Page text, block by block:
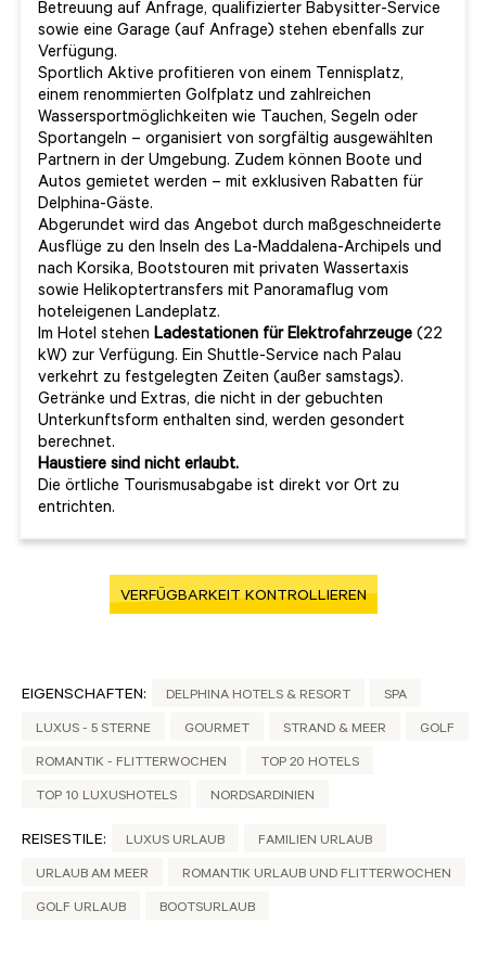
Betreuung auf Anfrage, qualifizierter Babysitter-Service
sowie eine Garage (auf Anfrage) stehen ebenfalls zur
Verfügung.
Sportlich Aktive profitieren von einem Tennisplatz,
einem renommierten Golfplatz und zahlreichen
Wassersportmöglichkeiten wie Tauchen, Segeln oder
Sportangeln – organisiert von sorgfältig ausgewählten
Partnern in der Umgebung. Zudem können Boote und
Autos gemietet werden – mit exklusiven Rabatten für
Delphina-Gäste.
Abgerundet wird das Angebot durch maßgeschneiderte
Ausflüge zu den Inseln des La-Maddalena-Archipels und
nach Korsika, Bootstouren mit privaten Wassertaxis
sowie Helikoptertransfers mit Panoramaflug vom
hoteleigenen Landeplatz.
Im Hotel stehen Ladestationen für Elektrofahrzeuge (22
kW) zur Verfügung. Ein Shuttle-Service nach Palau
verkehrt zu festgelegten Zeiten (außer samstags).
Getränke und Extras, die nicht in der gebuchten
Unterkunftsform enthalten sind, werden gesondert
berechnet.
Haustiere sind nicht erlaubt.
Die örtliche Tourismusabgabe ist direkt vor Ort zu
entrichten.
VERFÜGBARKEIT KONTROLLIEREN
EIGENSCHAFTEN: DELPHINA HOTELS & RESORT SPA
LUXUS - 5 STERNE GOURMET STRAND & MEER GOLF
ROMANTIK - FLITTERWOCHEN TOP 20 HOTELS
TOP 10 LUXUSHOTELS NORDSARDINIEN
REISESTILE: LUXUS URLAUB FAMILIEN URLAUB
URLAUB AM MEER ROMANTIK URLAUB UND FLITTERWOCHEN
GOLF URLAUB BOOTSURLAUB